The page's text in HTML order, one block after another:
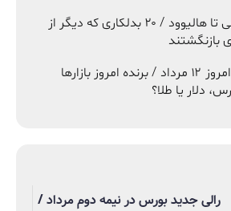
از ارشا اقدسی تا هالیوود / ۲۰ بدلکاری که دیگر از
بازنگشتند
نبض بازارها امروز ۱۲ مرداد / برنده امروز بازارها
دلار یا طلا؟
رالی جدید بورس در نیمه دوم مرداد /